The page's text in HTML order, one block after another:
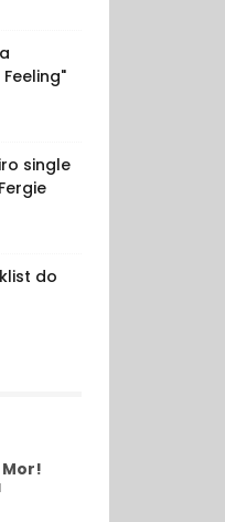
single
do